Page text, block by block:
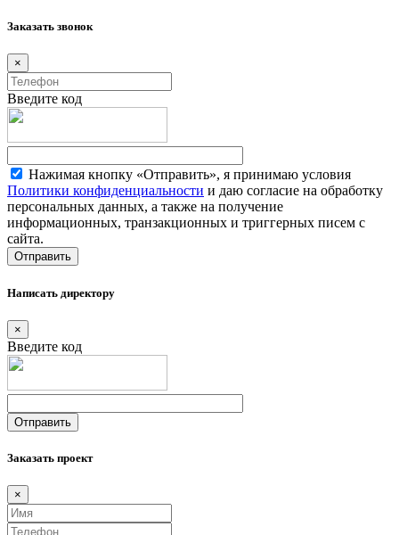
Заказать звонок
×
Введите код
Нажимая кнопку «Отправить», я принимаю условия
Политики конфиденциальности и даю согласие на обработку
персональных данных, а также на получение
информационных, транзакционных и триггерных писем с
сайта.
Написать директору
×
Введите код
Заказать проект
×